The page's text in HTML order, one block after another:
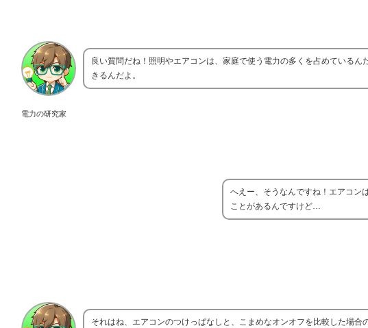
電力の研究家
良い質問だね！照明やエアコンは、家庭で使う電力の多くを占めている
きるんだよ。
へえー、そうなんですね！エアコン
ことがあるんですけど…
それはね、エアコンのつけっぱなしと、こまめなオンオフを比較した場